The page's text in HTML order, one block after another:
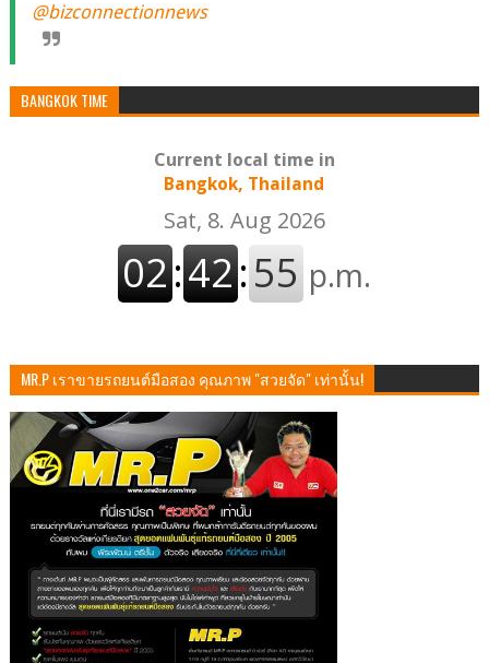
@bizconnectionnews
BANGKOK TIME
Current local time in
Bangkok, Thailand
MR.P เราขายรถยนต์มือสอง คุณภาพ "สวยจัด" เท่านั้น!